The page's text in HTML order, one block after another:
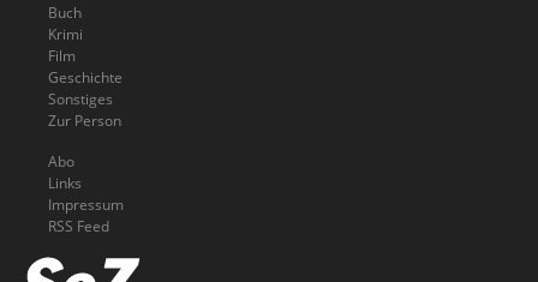
Buch
Krimi
Film
Geschichte
Sonstiges
Zur Person
Abo
Links
Impressum
RSS Feed